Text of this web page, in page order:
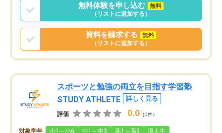
無料体験を申し込む
無料
（リストに追加する）
資料を請求する
無料
（リストに追加する）
スポーツと勉強の両立を目指す学習塾
STUDY ATHLETE
詳しく見る
評価 0.0 （0件）
対象学年 小1～小6 中1～中3 高1～高3 浪人生